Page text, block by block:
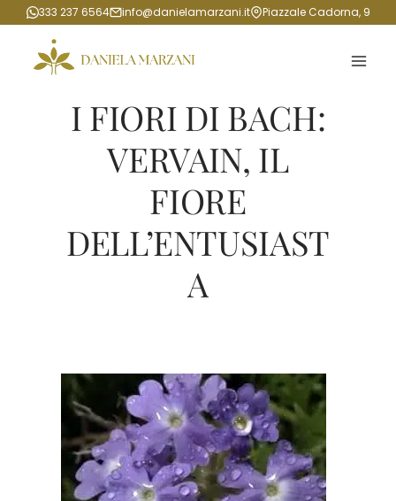
Salta
contenuto
333 237 6564 info@danielamarzani.it Piazzale Cadorna, 9
I FIORI DI BACH:
VERVAIN, IL
FIORE
DELL’ENTUSIAST
A